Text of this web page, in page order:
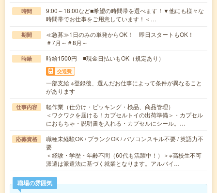
時間
9:00～18:00など■希望の時間帯を選べます！▼他にも様々な
時間帯でお仕事をご用意しています！＜…
期間
≪急募≫1日のみの単発からOK！ 即日スタートもOK！
＃7月～＃8月～
時給 時給1500円 ■現金日払いもOK（規定あり）
交通費
一部支給 ※登録後、選んだお仕事によって条件が異なること
があります
仕事内容
軽作業（仕分け・ピッキング・検品、商品管理）
＜ワクワクを届ける！カプセルトイの出荷準備＞・カプセル
におもちゃ・説明書を入れる・カプセルにシール。…
応募資格
職種未経験OK / ブランクOK / パソコンスキル不要 / 英語力不
要
＜経験・学歴・年齢不問（60代も活躍中！）＞※高校生不可
派遣は派遣法に基づく就業となります。アルバイ…
職場の雰囲気